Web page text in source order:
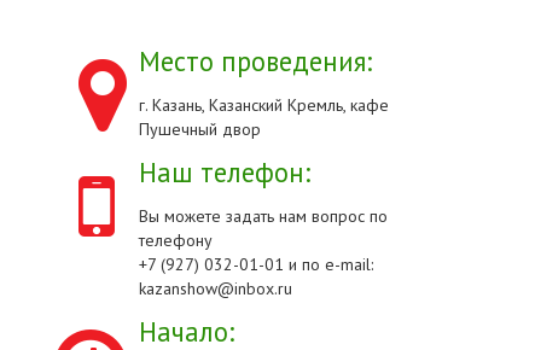
Место проведения:
г. Казань, Казанский Кремль, кафе
Пушечный двор
Наш телефон:
Вы можете задать нам вопрос по
телефону
+7 (927) 032-01-01 и по e-mail:
kazanshow@inbox.ru
Начало: